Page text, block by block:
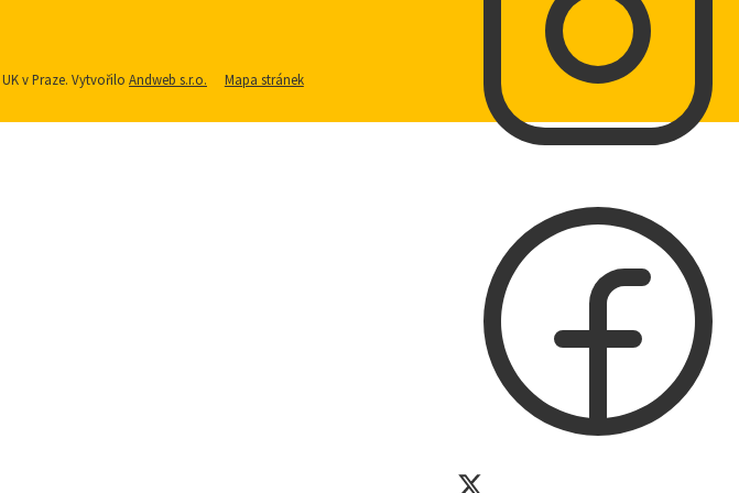
UK v Praze. Vytvořilo Andweb s.r.o. Mapa stránek